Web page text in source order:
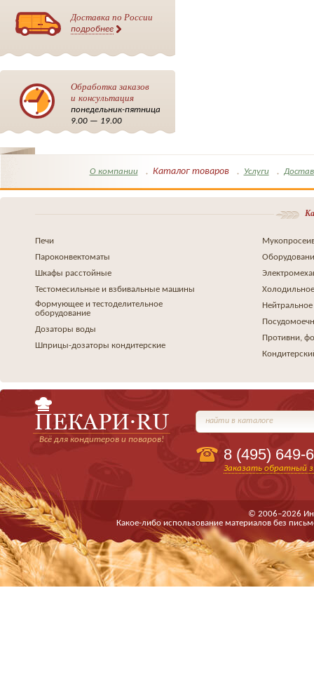
Доставка по России
подробнее
Обработка заказов
и консультация
понедельник-пятница
9.00 — 19.00
О компании Каталог товаров Услуги
Печи
Пароконвектоматы
Шкафы расстойные
Тестомесильные и взбивальные машины
Формующее и тестоделительное
оборудование
Дозаторы воды
Шприцы-дозаторы кондитерские
Противни,
Всё для кондитеров и поваров!
найти в каталоге
8 (495) 649-
Заказать обратный
© 2006–2026
Какое-либо использование материалов без